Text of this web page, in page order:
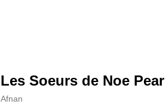
Les Soeurs de Noe
Afnan